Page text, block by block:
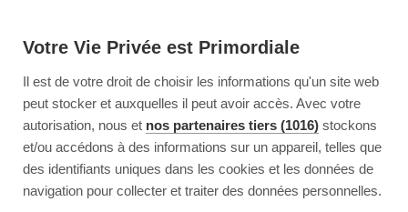
Votre Vie Privée est Primordiale
Il est de votre droit de choisir les informations qu'un site web
peut stocker et auxquelles il peut avoir accès. Avec votre
autorisation, nous et nos partenaires tiers (1016) stockons
et/ou accédons à des informations sur un appareil, telles que
des identifiants uniques dans les cookies et les données de
navigation pour collecter et traiter des données personnelles.